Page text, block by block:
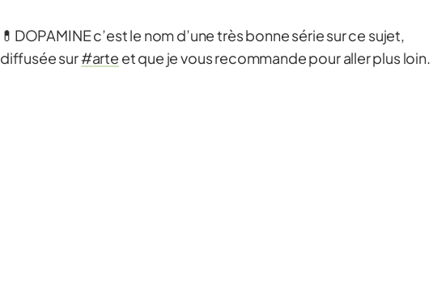
💊DOPAMINE c’est le nom d’une très bonne série sur ce sujet,
diffusée sur#arte et que je vous recommande pour aller plus loin.